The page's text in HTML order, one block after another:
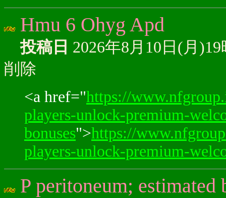
Hmu 6 Ohyg Apd
投稿日 2026年8月10日(月
削除
<a href="https://
players-unlock-premium-
bonuses">https://
players-unlock-premium-
P peritoneum;